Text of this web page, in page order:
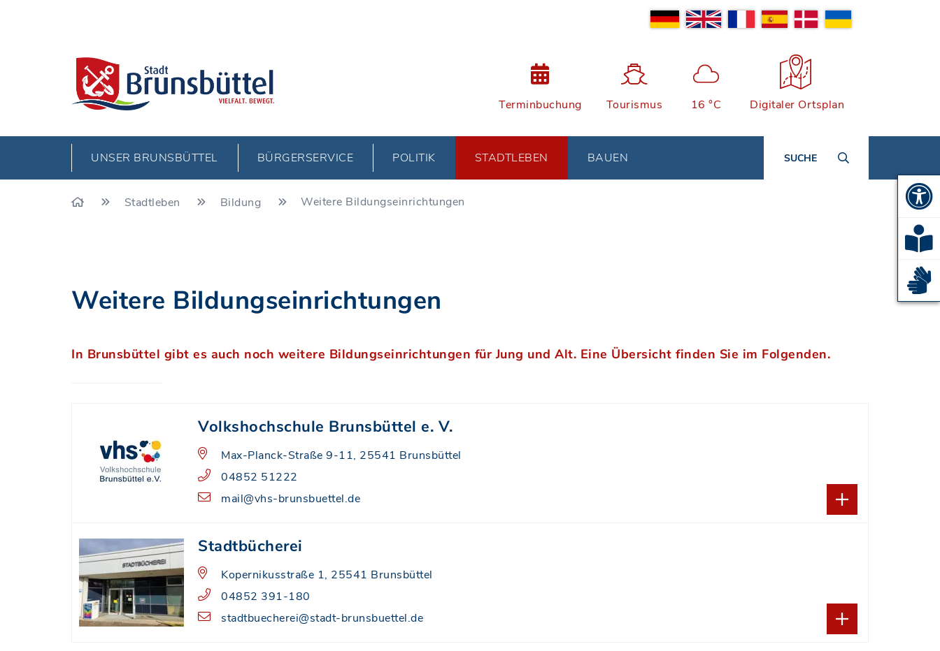
Terminbuchung Tourismus 16 °C Digitaler Ortsplan
UNSER BRUNSBÜTTEL BÜRGERSERVICE POLITIK STADTLEBEN BAUEN SUCHE
Stadtleben Bildung Weitere Bildungseinrichtungen
Weitere Bildungseinrichtungen
In Brunsbüttel gibt es auch noch weitere Bildungseinrichtungen für Jung und Alt. Eine Übersicht finden Sie im Folgenden.
Volkshochschule Brunsbüttel e. V.
Max-Planck-Straße 9-11, 25541 Brunsbüttel
04852 51222
mail@vhs-brunsbuettel.de
Stadtbücherei
Kopernikusstraße 1, 25541 Brunsbüttel
04852 391-180
stadtbuecherei@stadt-brunsbuettel.de